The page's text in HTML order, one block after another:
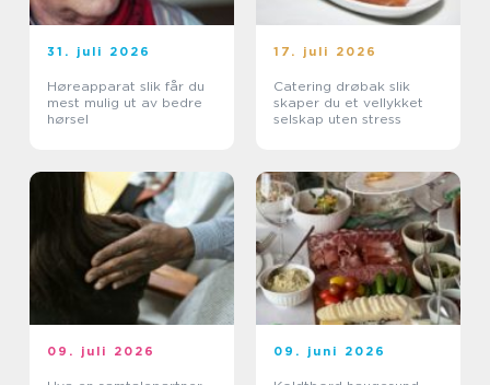
31. juli 2026
Høreapparat slik får du
mest mulig ut av bedre
hørsel
17. juli 2026
Catering drøbak slik
skaper du et vellykket
selskap uten stress
09. juli 2026 09. juni 2026